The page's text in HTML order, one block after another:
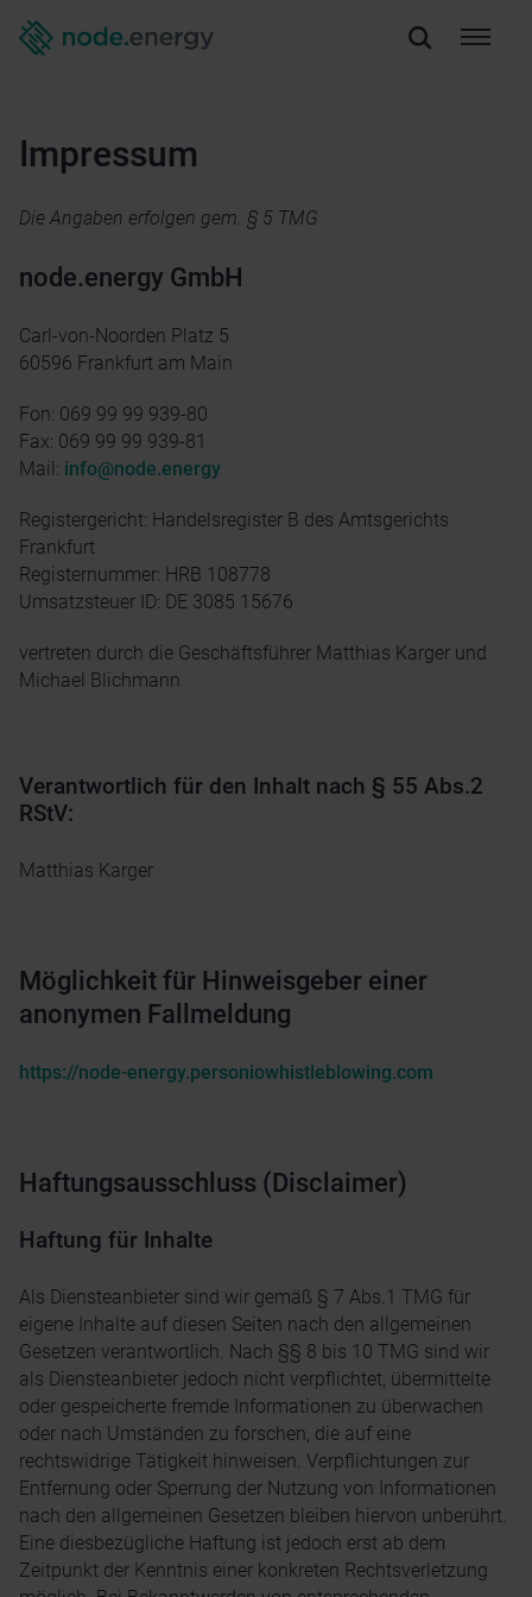
Impressum
Die Angaben erfolgen gem. § 5 TMG
node.energy GmbH
Carl-von-Noorden Platz 5
60596 Frankfurt am Main
Fon: 069 99 99 939-80
Fax: 069 99 99 939-81
Mail: info@node.energy
Registergericht: Handelsregister B des Amtsgerichts
Frankfurt
Registernummer: HRB 108778
Umsatzsteuer ID: DE 3085 15676
vertreten durch die Geschäftsführer Matthias Karger und
Michael Blichmann
Verantwortlich für den Inhalt nach § 55 Abs.2
RStV:
Matthias Karger
Möglichkeit für Hinweisgeber einer
anonymen Fallmeldung
https://node-energy.personiowhistleblowing.com
Haftungsausschluss (Disclaimer)
Haftung für Inhalte
Als Diensteanbieter sind wir gemäß § 7 Abs.1 TMG für
eigene Inhalte auf diesen Seiten nach den allgemeinen
Gesetzen verantwortlich. Nach §§ 8 bis 10 TMG sind wir
als Diensteanbieter jedoch nicht verpflichtet, übermittelte
oder gespeicherte fremde Informationen zu überwachen
oder nach Umständen zu forschen, die auf eine
rechtswidrige Tätigkeit hinweisen. Verpflichtungen zur
Entfernung oder Sperrung der Nutzung von Informationen
nach den allgemeinen Gesetzen bleiben hiervon unberührt.
Eine diesbezügliche Haftung ist jedoch erst ab dem
Zeitpunkt der Kenntnis einer konkreten Rechtsverletzung